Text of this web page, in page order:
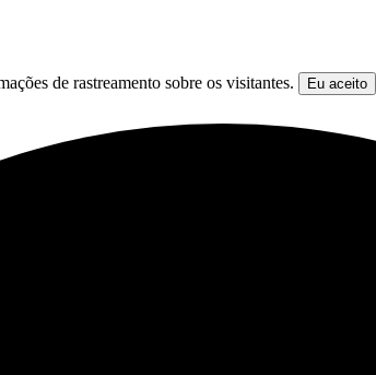
de rastreamento sobre os visitantes. Eu aceito